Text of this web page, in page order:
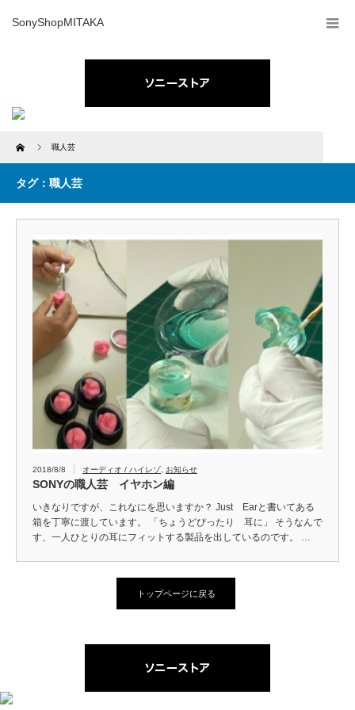
SonyShopMITAKA
Home 職人芸
タグ：職人芸
2018/8/8 オーディオ / ハイレゾ お知らせ
SONYの職人芸 イヤホン編
いきなりですが、これなにを思いますか？ Just Earと書いてある
箱を丁寧に渡しています。 「ちょうどぴったり 耳に」 そうなんで
す、一人ひとりの耳にフィットする製品を出しているのです。 …
トップページに戻る